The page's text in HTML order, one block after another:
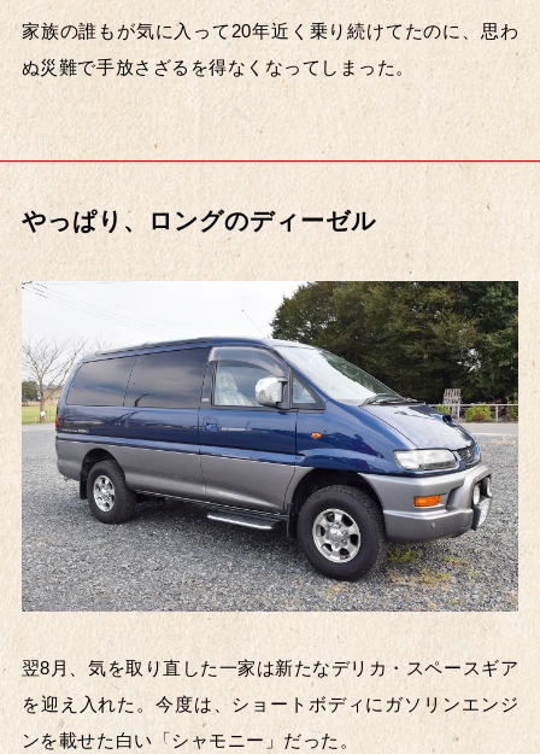
車種の年代
〜1960's 1970's～
1980's～
2000's～ 2010's～
家族の誰もが気に入って20年近く乗り続けてたのに、思わ
ぬ災難で手放さざるを得なくなってしまった。
やっぱり、ロングのディーゼル
翌8月、気を取り直した一家は新たなデリカ・スペースギア
を迎え入れた。今度は、ショートボディにガソリンエンジ
ンを載せた白い「シャモニー」だった。